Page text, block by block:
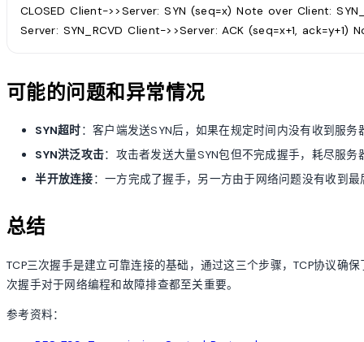
CLOSED Client->>Server: SYN (seq=x) Note over Client:
Server: SYN_RCVD Client->>Server: ACK (seq=x+1, ack=y+1)
可能的问题和异常情况
SYN超时：客户端发送SYN后，如果在规定时间内没有收到服务
SYN洪泛攻击：攻击者发送大量SYN包但不完成握手，耗尽服务
半开放连接：一方完成了握手，另一方由于网络问题没有收到
总结
TCP三次握手是建立可靠连接的基础，通过这三个步骤，TCP协议确
次握手对于网络编程和故障排查都至关重要。
参考资料：